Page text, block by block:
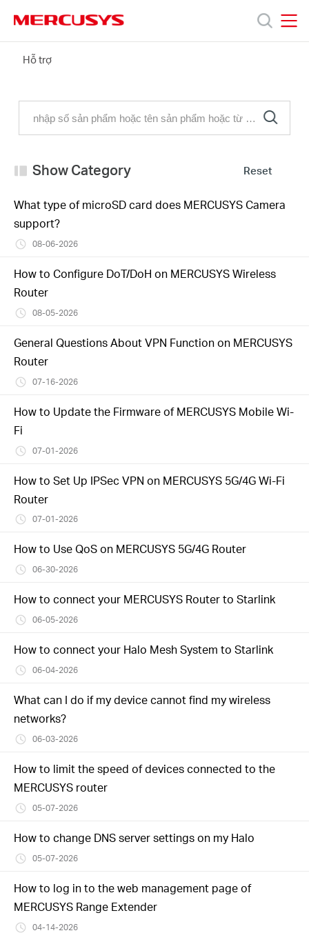
navigation
phẩm
Giới
thiệu
eCatalog
Nam
Tiếng
Hỗ trợ
Show Category Reset
What type of microSD card does MERCUSYS Camera
support?
08-06-2026
How to Configure DoT/DoH on MERCUSYS Wireless
Router
08-05-2026
General Questions About VPN Function on MERCUSYS
Router
07-16-2026
How to Update the Firmware of MERCUSYS Mobile Wi-
Fi
07-01-2026
How to Set Up IPSec VPN on MERCUSYS 5G/4G Wi-Fi
Router
07-01-2026
How to Use QoS on MERCUSYS 5G/4G Router
06-30-2026
How to connect your MERCUSYS Router to Starlink
06-05-2026
How to connect your Halo Mesh System to Starlink
06-04-2026
What can I do if my device cannot find my wireless
networks?
06-03-2026
How to limit the speed of devices connected to the
MERCUSYS router
05-07-2026
How to change DNS server settings on my Halo
05-07-2026
How to log in to the web management page of
MERCUSYS Range Extender
04-14-2026